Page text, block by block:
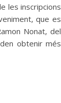
les inscripcions
que es
Nonat, del
obtenir més